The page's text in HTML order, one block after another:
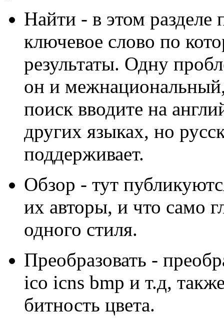
Найти - в этом разделе
ключевое слово по
результаты. Одну
он и
поиск вводите на
других языках, но
поддерживает.
Обзор - тут
их авторы, и что само
одного стиля.
Преобразовать -
ico icns bmp и т.д,
битность цвета.